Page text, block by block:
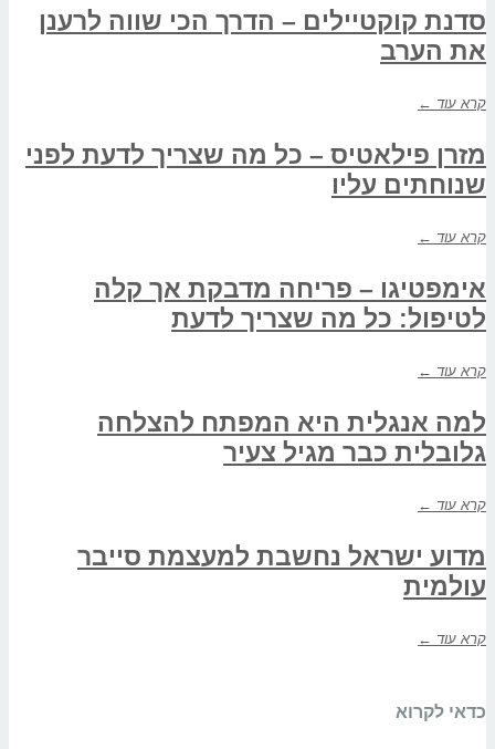
סדנת קוקטיילים – הדרך הכי שווה לרענן
את הערב
קרא עוד ←
מזרן פילאטיס – כל מה שצריך לדעת לפני
שנוחתים עליו
קרא עוד ←
אימפטיגו – פריחה מדבקת אך קלה
לטיפול: כל מה שצריך לדעת
קרא עוד ←
למה אנגלית היא המפתח להצלחה
גלובלית כבר מגיל צעיר
קרא עוד ←
מדוע ישראל נחשבת למעצמת סייבר
עולמית
קרא עוד ←
כדאי לקרוא